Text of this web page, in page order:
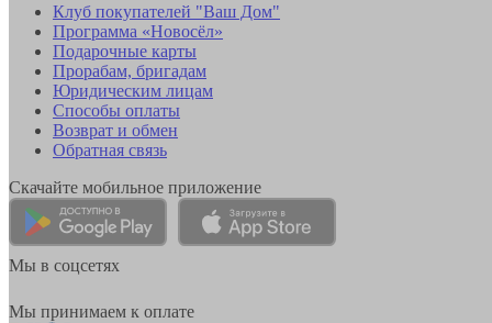
Клуб покупателей "Ваш Дом"
Программа «Новосёл»
Подарочные карты
Прорабам, бригадам
Юридическим лицам
Способы оплаты
Возврат и обмен
Обратная связь
Скачайте мобильное приложение
Мы в соцсетях
Мы принимаем к оплате